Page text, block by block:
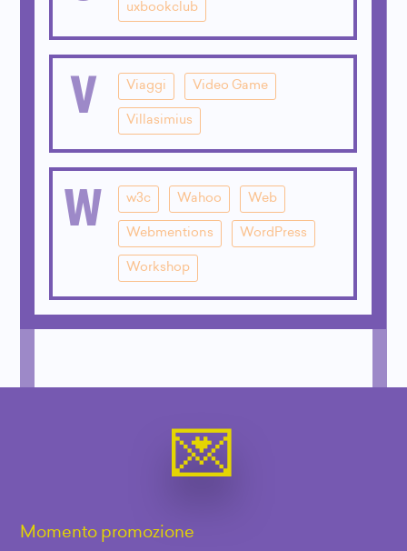
uxbookclub
V Viaggi Video Game
Villasimius
W w3c Wahoo Web
Webmentions WordPress
Workshop
Momento promozione